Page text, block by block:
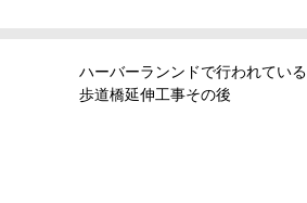
ハーバーランンドで行われている
歩道橋延伸工事その後